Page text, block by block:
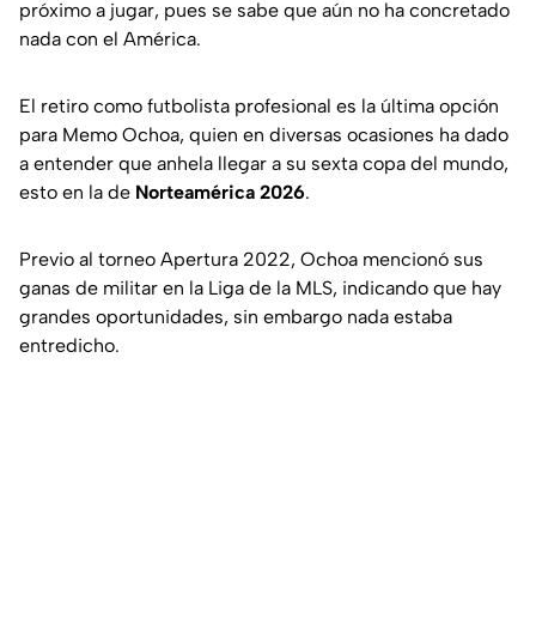
próximo a jugar, pues se sabe que aún no ha concretado
nada con el América.
El retiro como futbolista profesional es la última opción
para Memo Ochoa, quien en diversas ocasiones ha dado
a entender que anhela llegar a su sexta copa del mundo,
esto en la de Norteamérica 2026.
Previo al torneo Apertura 2022, Ochoa mencionó sus
ganas de militar en la Liga de la MLS, indicando que hay
grandes oportunidades, sin embargo nada estaba
entredicho.